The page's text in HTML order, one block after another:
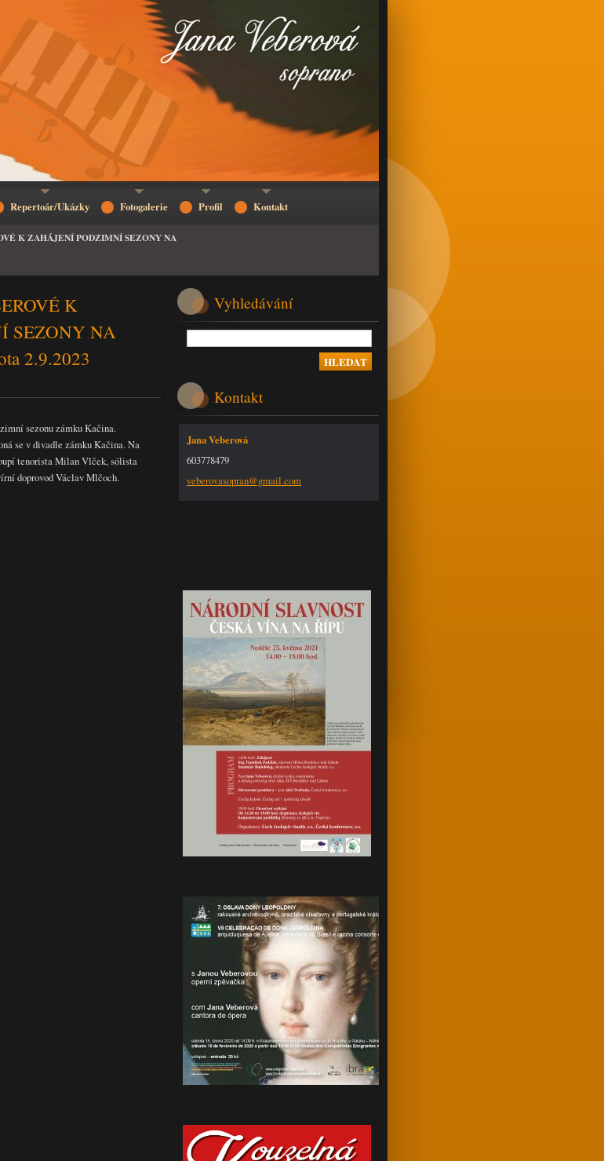
K ZAHÁJENÍ PODZIMNÍ SEZONY NA
K
SEZONY NA
2.9.2023
sezonu zámku Kačina.
se v divadle zámku Kačina. Na
tenorista Milan Vlček, sólista
doprovod Václav Mlčoch.
Vyhledávání
Kontakt
Jana Veberová
603778479
veberovasopran@gmail.com
Repertoár/Ukázky Fotogalerie Profil Kontakt